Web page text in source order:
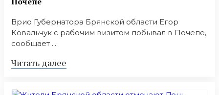
Врио Губернатора Брянской области Егор
Ковальчук с рабочим визитом побывал в Почепе,
сообщает ...
Читать далее